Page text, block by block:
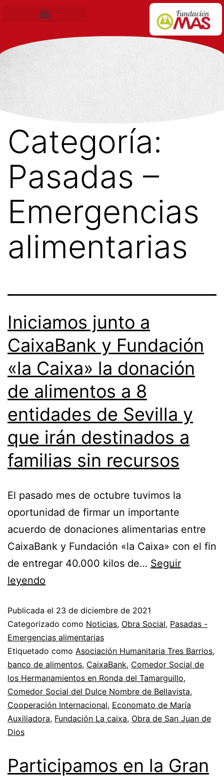
Categoría:
Pasadas –
Emergencias
alimentarias
Iniciamos junto a
CaixaBank y Fundación
«la Caixa» la donación
de alimentos a 8
entidades de Sevilla y
que irán destinados a
familias sin recursos
El pasado mes de octubre tuvimos la
oportunidad de firmar un importante
acuerdo de donaciones alimentarias entre
CaixaBank y Fundación «la Caixa» con el fin
de entregar 40.000 kilos de… Seguir
leyendo
Publicada el 23 de diciembre de 2021
Categorizado como Noticias, Obra Social, Pasadas -
Emergencias alimentarias
Etiquetado como Asociación Humanitaria Tres Barrios,
banco de alimentos, CaixaBank, Comedor Social de
los Hermanamientos en Ronda del Tamarguillo,
Comedor Social del Dulce Nombre de Bellavista,
Cooperación Internacional, Economato de María
Auxiliadora, Fundación La caixa, Obra de San Juan de
Dios
Participamos en la Gran